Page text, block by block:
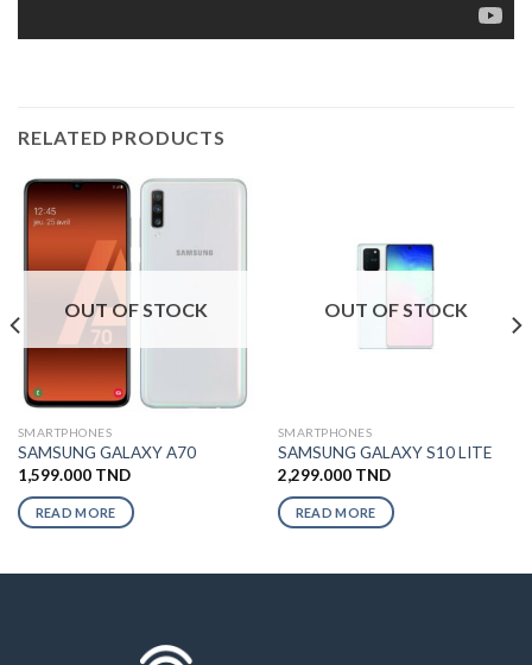
RELATED PRODUCTS
OUT OF STOCK
SMARTPHONES
SAMSUNG GALAXY A70
1,599.000 TND
READ MORE
OUT OF STOCK
SMARTPHONES
SAMSUNG GALAXY S10 LITE
2,299.000 TND
READ MORE